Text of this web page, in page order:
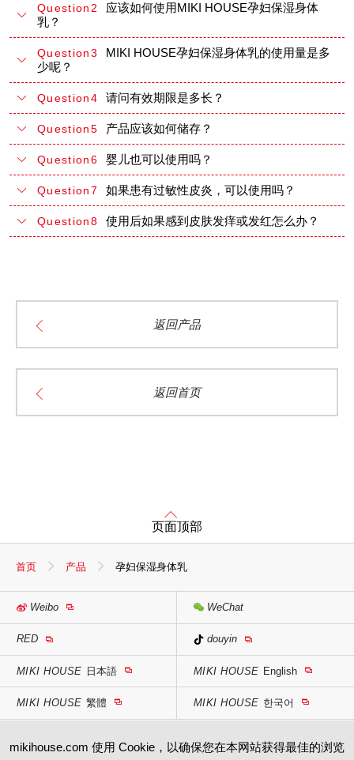
Question2
应该如何使用MIKI HOUSE孕妇保湿身体
乳？
Question3
MIKI HOUSE孕妇保湿身体乳的使用量是多
少呢？
Question4 请问有效期限是多长？
Question5 产品应该如何储存？
Question6 婴儿也可以使用吗？
Question7 如果患有过敏性皮炎，可以使用吗？
Question8 使用后如果感到皮肤发痒或发红怎么办？
返回产品
返回首页
页面顶部
首页 产品 孕妇保湿身体乳
Weibo WeChat
RED douyin
MIKI HOUSE 日本語 MIKI HOUSE English
MIKI HOUSE 繁體 MIKI HOUSE 한국어
mikihouse.com 使用 Cookie，以确保您在本网站获得最佳的浏览